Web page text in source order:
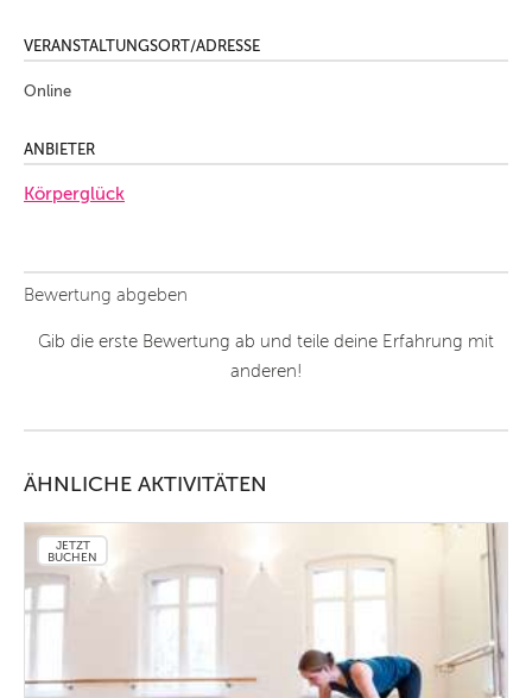
VERANSTALTUNGSORT/ADRESSE
Online
ANBIETER
Körperglück
Bewertung abgeben
Gib die erste Bewertung ab und teile deine Erfahrung mit
anderen!
ÄHNLICHE AKTIVITÄTEN
JETZT
BUCHEN